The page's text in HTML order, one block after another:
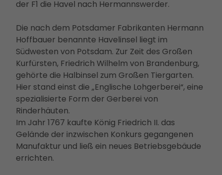
tung
Press
e &
Medi
ense
rvice
Jobs
&
Ausb
ildun
g
der F1 die Havel nach Hermannswerder.
Die nach dem Potsdamer Fabrikanten Hermann
Hoffbauer benannte Havelinsel liegt im
Südwesten von Potsdam. Zur Zeit des Großen
Kurfürsten, Friedrich Wilhelm von Brandenburg,
gehörte die Halbinsel zum Großen Tiergarten.
Hier stand einst die „Englische Lohgerberei“, eine
spezialisierte Form der Gerberei von
Rinderhäuten.
Im Jahr 1767 kaufte König Friedrich II. das
Gelände der inzwischen Konkurs gegangenen
Manufaktur und ließ ein neues Betriebsgebäude
errichten.